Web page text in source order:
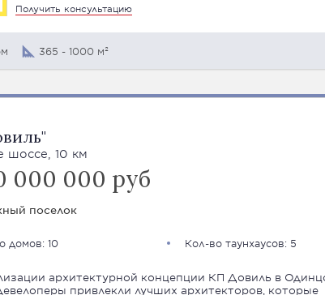
Получить консультацию
365 - 1000 м²
шоссе, 10 км
000 000 руб
поселок
домов: 10 Кол-во таунхаусов: 5
архитектурной концепции КП Довиль в
привлекли лучших архитекторов, которые